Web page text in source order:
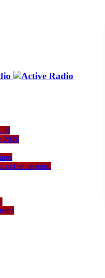
2026
se raconte.